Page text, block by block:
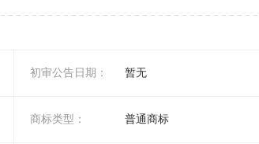
初审公告日期： 暂无
商标类型： 普通商标